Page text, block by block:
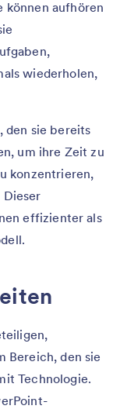
können aufhören
wiederholen,
den sie bereits
um ihre Zeit zu
konzentrieren,
effizienter als
Bereich, den sie
Technologie.